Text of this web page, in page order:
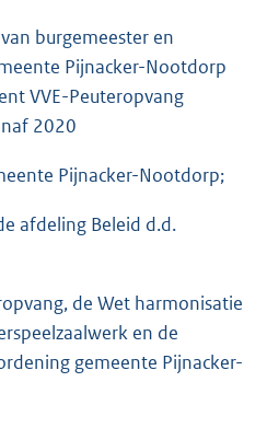
burgemeester en
Pijnacker-Nootdorp
VVE-Peuteropvang
2020
Pijnacker-Nootdorp;
afdeling Beleid d.d.
de Wet harmonisatie
en de
gemeente Pijnacker-